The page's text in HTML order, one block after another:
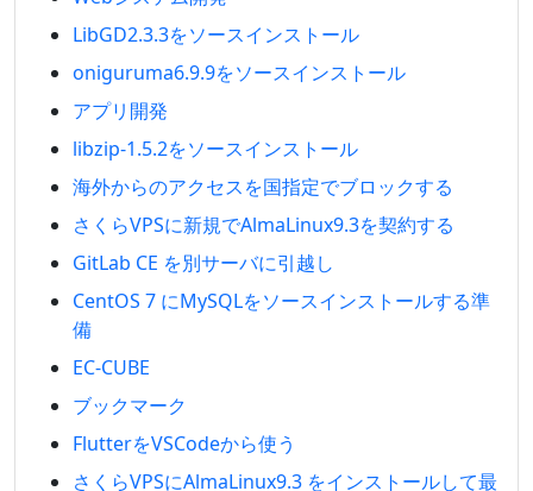
LibGD2.3.3をソースインストール
oniguruma6.9.9をソースインストール
アプリ開発
libzip-1.5.2をソースインストール
海外からのアクセスを国指定でブロックする
さくらVPSに新規でAlmaLinux9.3を契約する
GitLab CE を別サーバに引越し
CentOS 7 にMySQLをソースインストールする準
備
EC-CUBE
ブックマーク
FlutterをVSCodeから使う
さくらVPSにAlmaLinux9.3 をインストールして最